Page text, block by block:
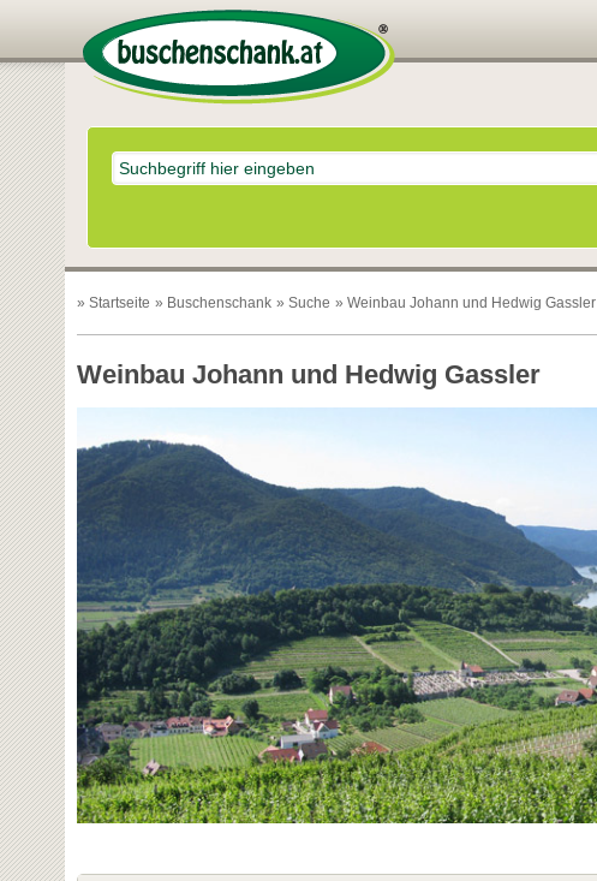
» Startseite » Buschenschank » Suche » Weinbau Johann und Hedwig Gassler
Weinbau Johann und Hedwig Gassler